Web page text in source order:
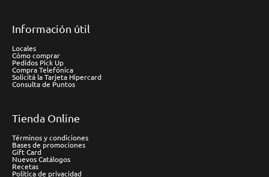
Información útil
Locales
Cómo comprar
Pedidos Pick Up
Compra Telefónica
Solicitá la Tarjeta Hipercard
Consulta de Puntos
Tienda Online
Términos y condiciones
Bases de promociones
Gift Card
Nuevos Catálogos
Recetas
Política de privacidad